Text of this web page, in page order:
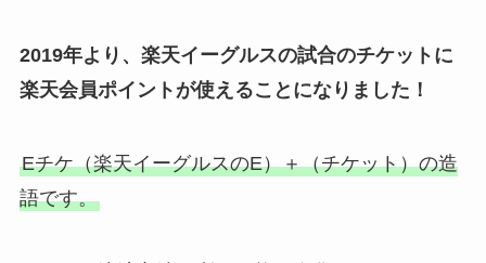
2019年より、楽天イーグルスの試合のチケットに
楽天会員ポイントが使えることになりました！
Eチケ（楽天イーグルスのE）＋（チケット）の造
語です。